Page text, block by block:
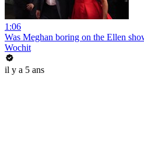
1:06
Was Meghan boring on the Ellen
Wochit
il y a 5 ans